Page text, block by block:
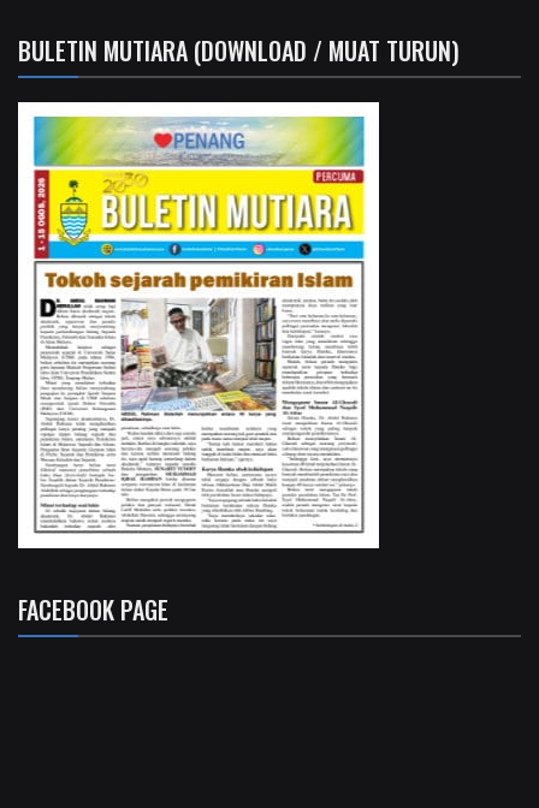
BULETIN MUTIARA (DOWNLOAD / MUAT TURUN)
FACEBOOK PAGE